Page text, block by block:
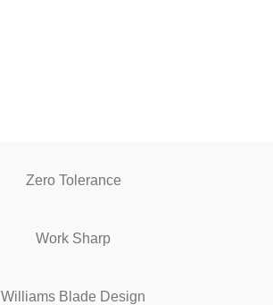
Zero Tolerance
Work Sharp
Williams Blade Design